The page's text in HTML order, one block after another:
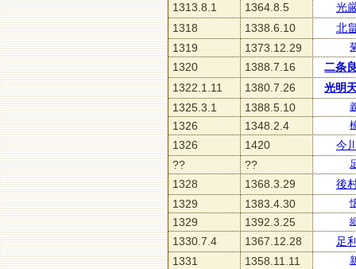
1313.8.1 1364.8.5
光
1318
1338.6.10
北
1319
1373.12.29
1320 1388.7.16
二条
1322.1.11
1380.7.26
光明
1325.3.1
1388.5.10
1326 1348.2.4
1326 1420
今
??
??
1328 1368.3.29
後
1329
1383.4.30
1329 1392.3.25
1330.7.4 1367.12.28
足
1331
1358.11.11